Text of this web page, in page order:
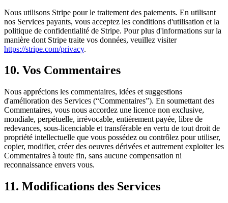
Nous utilisons Stripe pour le traitement des paiements. En utilisant
nos Services payants, vous acceptez les conditions d'utilisation et la
politique de confidentialité de Stripe. Pour plus d'informations sur la
manière dont Stripe traite vos données, veuillez visiter
https://stripe.com/privacy.
10. Vos Commentaires
Nous apprécions les commentaires, idées et suggestions
d'amélioration des Services (“Commentaires”). En soumettant des
Commentaires, vous nous accordez une licence non exclusive,
mondiale, perpétuelle, irrévocable, entièrement payée, libre de
redevances, sous-licenciable et transférable en vertu de tout droit de
propriété intellectuelle que vous possédez ou contrôlez pour utiliser,
copier, modifier, créer des oeuvres dérivées et autrement exploiter les
Commentaires à toute fin, sans aucune compensation ni
reconnaissance envers vous.
11. Modifications des Services